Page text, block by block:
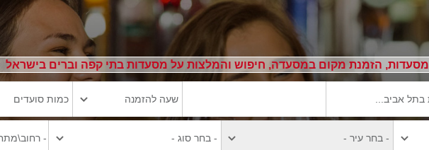
מסעדות, הזמנת מקום במסעדה, חיפוש והמלצות על מסעדות בתי קפה וברים בישראל